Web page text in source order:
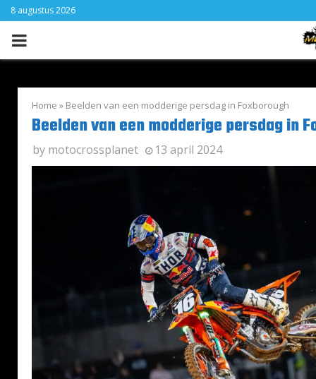
8 augustus 2026
PRIMARY
Home » Beelden van een modderige persdag in Foxborough
Beelden van een modderige persdag in
by motocrossplanet 13 april 2024